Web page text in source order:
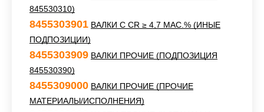
845530310)
8455303901 ВАЛКИ С CR ≥ 4,7 МАС.% (ИНЫЕ
ПОДПОЗИЦИИ)
8455303909 ВАЛКИ ПРОЧИЕ (ПОДПОЗИЦИЯ
845530390)
8455309000 ВАЛКИ ПРОЧИЕ (ПРОЧИЕ
МАТЕРИАЛЫ/ИСПОЛНЕНИЯ)